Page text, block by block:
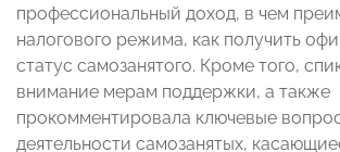
профессиональный доход, в чем
налогового режима, как получить
статус самозанятого. Кроме того,
внимание мерам поддержки, а также
прокомментировала ключевые
деятельности самозанятых,